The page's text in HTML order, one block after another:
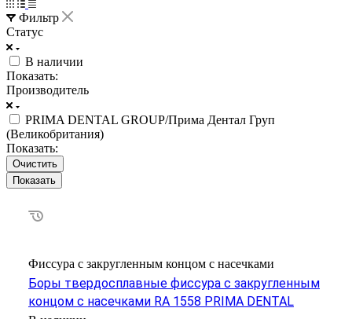
Фильтр
Статус
В наличии
Показать:
Производитель
PRIMA DENTAL GROUP/Прима Дентал Груп
(Великобритания)
Показать:
Очистить
Фиссура с закругленным концом с насечками
Боры твердосплавные фиссура с закругленным
концом с насечками RA 1558 PRIMA DENTAL